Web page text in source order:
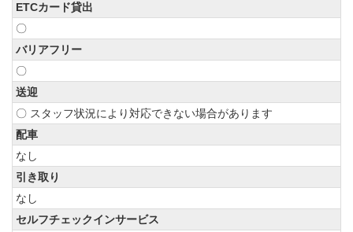
ETCカード貸出
〇
バリアフリー
〇
送迎
〇 スタッフ状況により対応できない場合があります
配車
なし
引き取り
なし
セルフチェックインサービス